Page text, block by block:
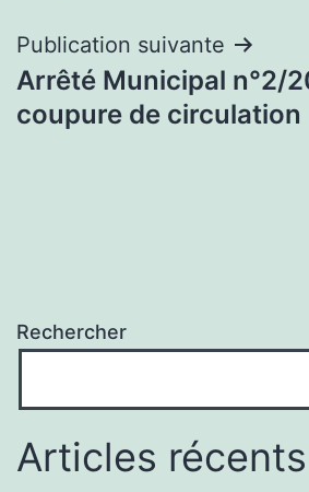
Publication suivante
Arrêté Municipal n°2/
coupure de circulation
Rechercher
Articles récents